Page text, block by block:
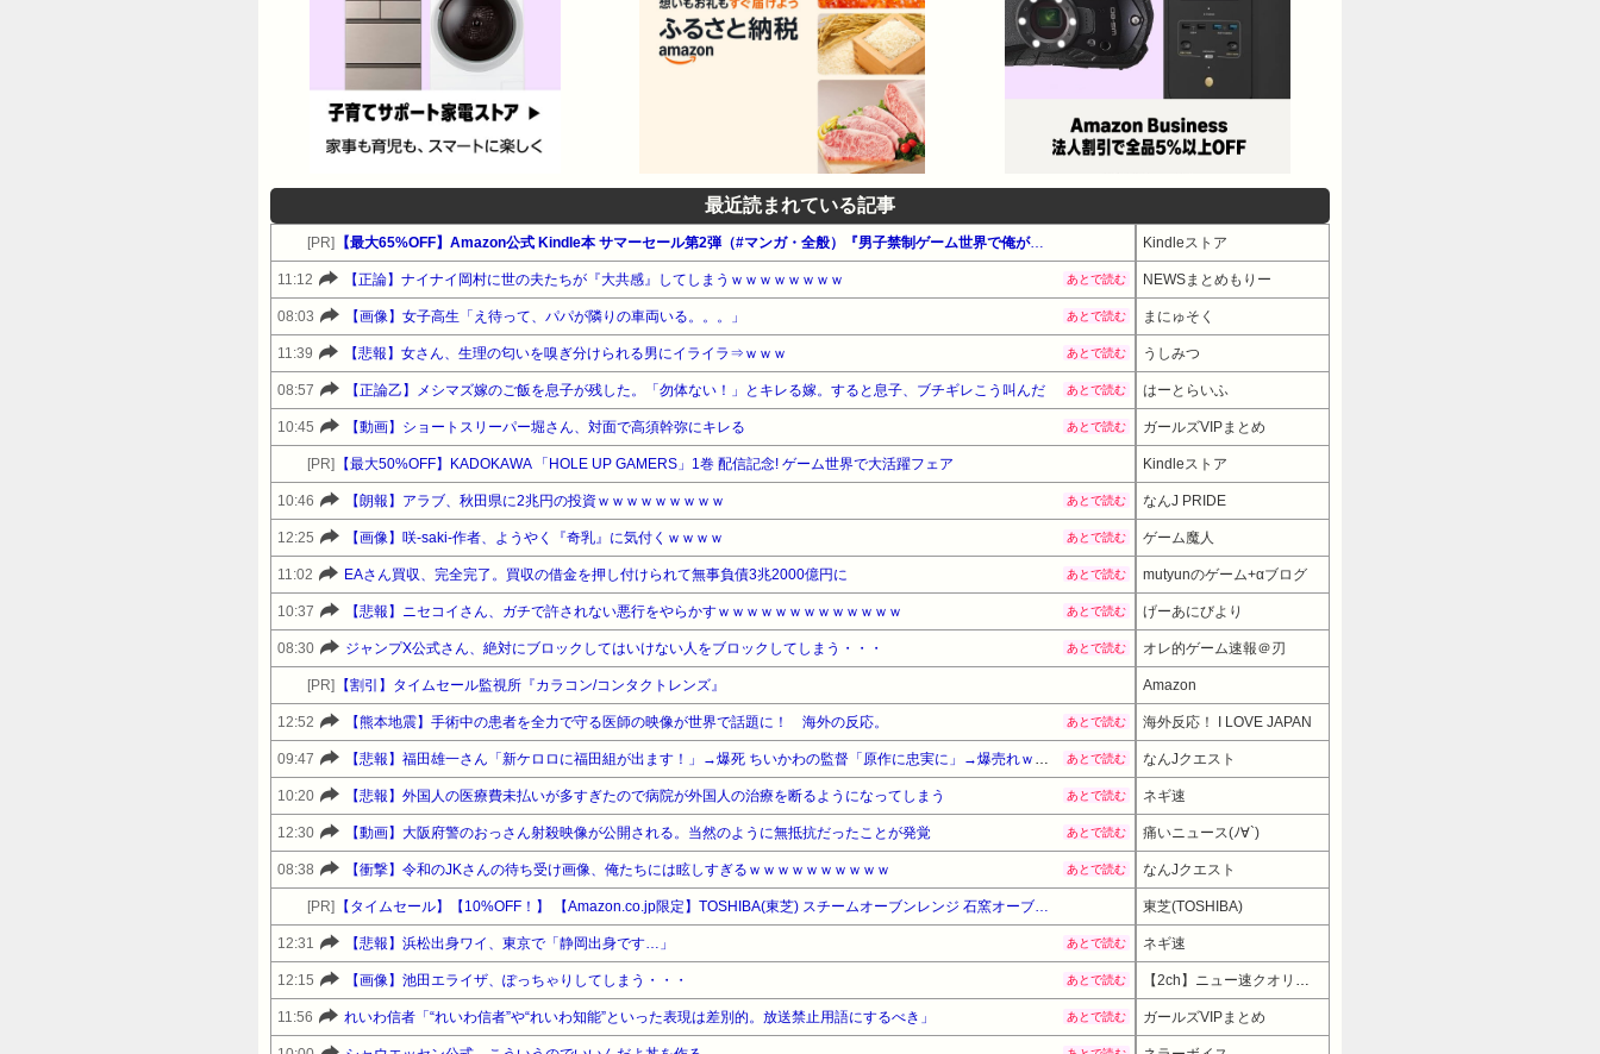
最近読まれている記事
[PR] 【最大65%OFF】Amazon公式 Kindle本 サマーセール第2弾（#マンガ・全般）『男子禁制ゲーム世界で俺がやるべき唯一のこと』他 Kindleストア
11:12 【正論】ナイナイ岡村に世の夫たちが『大共感』してしまうｗｗｗｗｗｗｗｗ あとで読む NEWSまとめもりー
08:03 【画像】女子高生「え待って、パパが隣りの車両いる。。。」 あとで読む まにゅそく
11:39 【悲報】女さん、生理の匂いを嗅ぎ分けられる男にイライラ⇒ｗｗｗ あとで読む うしみつ
08:57 【正論乙】メシマズ嫁のご飯を息子が残した。「勿体ない！」とキレる嫁。すると息子、ブチギレこう叫んだ あとで読む はーとらいふ
10:45 【動画】ショートスリーパー堀さん、対面で高須幹弥にキレる あとで読む ガールズVIPまとめ
[PR] 【最大50%OFF】KADOKAWA 「HOLE UP GAMERS」1巻 配信記念! ゲーム世界で大活躍フェア Kindleストア
10:46 【朗報】アラブ、秋田県に2兆円の投資ｗｗｗｗｗｗｗｗｗ あとで読む なんJ PRIDE
12:25 【画像】咲-saki-作者、ようやく『奇乳』に気付くｗｗｗｗ あとで読む ゲーム魔人
11:02 EAさん買収、完全完了。買収の借金を押し付けられて無事負債3兆2000億円に あとで読む mutyunのゲーム+αブログ
10:37 【悲報】ニセコイさん、ガチで許されない悪行をやらかすｗｗｗｗｗｗｗｗｗｗｗｗｗ あとで読む げーあにびより
08:30 ジャンプX公式さん、絶対にブロックしてはいけない人をブロックしてしまう・・・ あとで読む オレ的ゲーム速報＠刃
[PR] 【割引】タイムセール監視所『カラコン/コンタクトレンズ』 Amazon
12:52 【熊本地震】手術中の患者を全力で守る医師の映像が世界で話題に！ 海外の反応。 あとで読む 海外反応！ I LOVE JAPAN
09:47 【悲報】福田雄一さん「新ケロロに福田組が出ます！」→爆死 ちいかわの監督「原作に忠実に」→爆売れｗｗｗｗｗｗｗｗｗｗ あとで読む なんJクエスト
10:20 【悲報】外国人の医療費未払いが多すぎたので病院が外国人の治療を断るようになってしまう あとで読む ネギ速
12:30 【動画】大阪府警のおっさん射殺映像が公開される。当然のように無抵抗だったことが発覚 あとで読む 痛いニュース(ﾉ∀`)
08:38 【衝撃】令和のJKさんの待ち受け画像、俺たちには眩しすぎるｗｗｗｗｗｗｗｗｗｗ あとで読む なんJクエスト
[PR] 【タイムセール】【10%OFF！】 【Amazon.co.jp限定】TOSHIBA(東芝) スチームオーブンレンジ 石窯オーブン 23L → 25920円 （13:30時点）
東芝(TOSHIBA)
12:31 【悲報】浜松出身ワイ、東京で「静岡出身です…」 あとで読む ネギ速
12:15 【画像】池田エライザ、ぽっちゃりしてしまう・・・ あとで読む 【2ch】ニュー速クオリティ
11:56 れいわ信者「“れいわ信者”や“れいわ知能”といった表現は差別的。放送禁止用語にするべき」 あとで読む ガールズVIPまとめ